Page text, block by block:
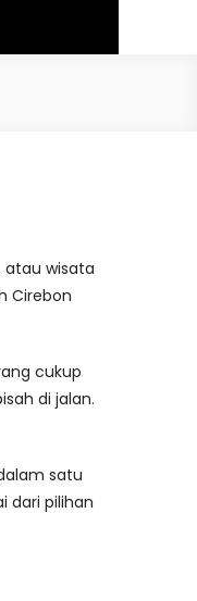
atau wisata
Cirebon
cukup
di jalan.
satu
dari pilihan